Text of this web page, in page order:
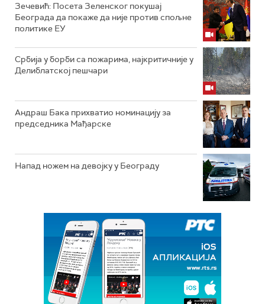
Зечевић: Посета Зеленског покушај
Београда да покаже да није против спољне
политике ЕУ
Србија у борби са пожарима, најкритичније у
Делиблатској пешчари
Андраш Бака прихватио номинацију за
председника Мађарске
Напад ножем на девојку у Београду